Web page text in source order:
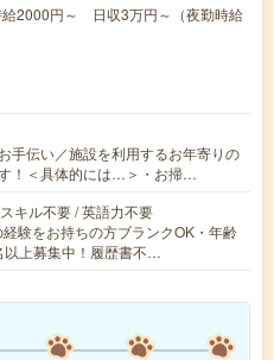
2000円～ 日収3万円～（夜勤時給
手伝い／施設を利用するお年寄りの
！＜具体的には…＞・お掃…
キル不要 / 英語力不要
験をお持ちの方ブランクOK・年齢
以上募集中！履歴書不…